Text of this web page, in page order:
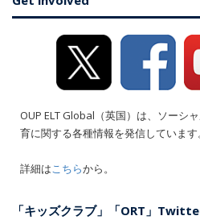
OUP ELT Global（英国）は、ソーシ
育に関する各種情報を発信しています。
詳細はこちらから。
「キッズクラブ」「ORT」